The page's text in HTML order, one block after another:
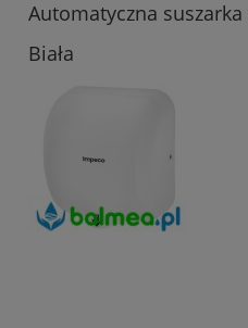
Automatyczna
Biała